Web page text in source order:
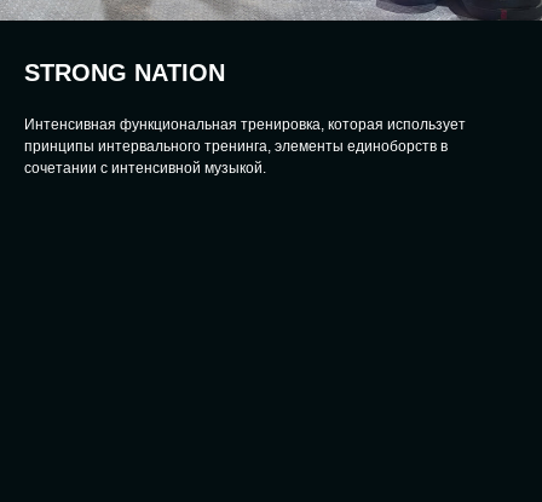
STRONG NATION
Интенсивная функциональная тренировка, которая использует
принципы интервального тренинга, элементы единоборств в
сочетании с интенсивной музыкой.